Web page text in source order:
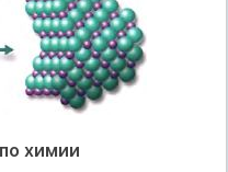
химии